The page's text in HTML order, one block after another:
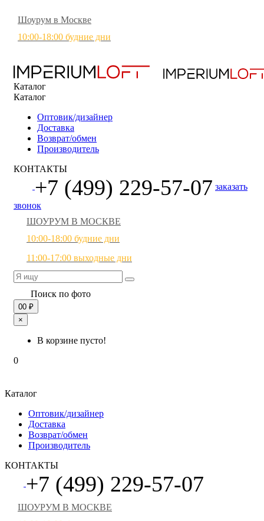
Шоурум в Москве
10:00-18:00 будние дни
Каталог
Каталог
Оптовик/дизайнер
Доставка
Возврат/обмен
Производитель
КОНТАКТЫ
+7 (499) 229-57-07 заказать
звонок
ШОУРУМ В МОСКВЕ
10:00-18:00 будние дни
11:00-17:00 выходные дни
Поиск по фото
00 ₽
×
В корзине пусто!
0
Каталог
Оптовик/дизайнер
Доставка
Возврат/обмен
Производитель
КОНТАКТЫ
+7 (499) 229-57-07
ШОУРУМ В МОСКВЕ